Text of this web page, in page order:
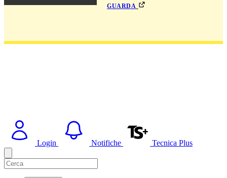
guarda
Login Notifiche Tecnica Plus